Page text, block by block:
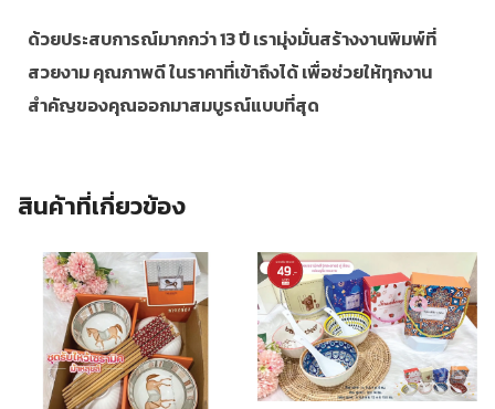
ด้วยประสบการณ์มากกว่า 13 ปี เรามุ่งมั่นสร้างงานพิมพ์ที่
สวยงาม คุณภาพดี ในราคาที่เข้าถึงได้ เพื่อช่วยให้ทุกงาน
สำคัญของคุณออกมาสมบูรณ์แบบที่สุด
สินค้าที่เกี่ยวข้อง